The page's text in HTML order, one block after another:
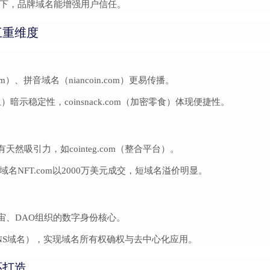
，品牌域名能增强用户信任。
维度
）、拼音域名（niancoin.com）更易传播。
暗示稳定性，coinsnack.com（加密零食）体现便捷性。
天然吸引力，如cointeg.com（整合平台）。
名NFT.com以2000万美元成交，短域名溢价明显。
、DAO组织的数字身份核心。
域名），实现域名所有权确权与去中心化应用。